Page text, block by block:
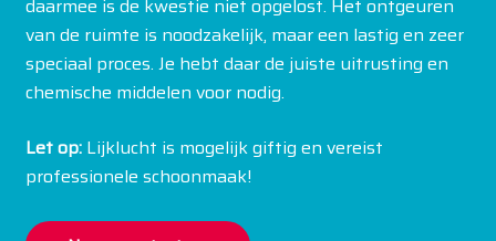
daarmee is de kwestie niet opgelost. Het ontgeuren
van de ruimte is noodzakelijk, maar een lastig en zeer
speciaal proces. Je hebt daar de juiste uitrusting en
chemische middelen voor nodig.
Let op:Lijklucht is mogelijk giftig en vereist
professionele schoonmaak!